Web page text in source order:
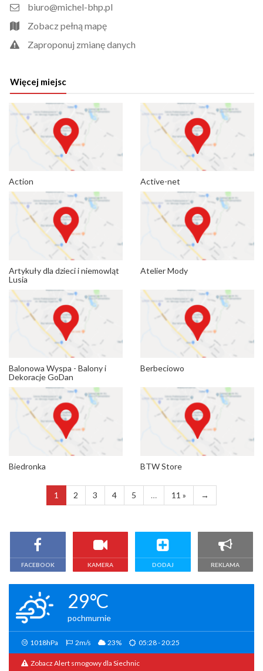
biuro@michel-bhp.pl
Zobacz pełną mapę
Zaproponuj zmianę danych
Więcej miejsc
Action Active-net
Artykuły dla dzieci i niemowląt
Lusia
Atelier Mody
Balonowa Wyspa - Balony i
Dekoracje GoDan
Berbeciowo
Biedronka BTW Store
1 2 3 4 5 … 11 » →
FACEBOOK KAMERA DODAJ REKLAMA
29°C
pochmurnie
1018hPa 2m/s 23% 05:28 - 20:25
Zobacz Alert smogowy dla Siechnic